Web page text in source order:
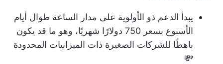
يبدأ الدعم ذو الأولوية على مدار الساعة طوال أيام
الأسبوع بسعر 750 دولارًا شهريًا، وهو ما قد يكون
باهظًا للشركات الصغيرة ذات الميزانيات المحدودة
💸